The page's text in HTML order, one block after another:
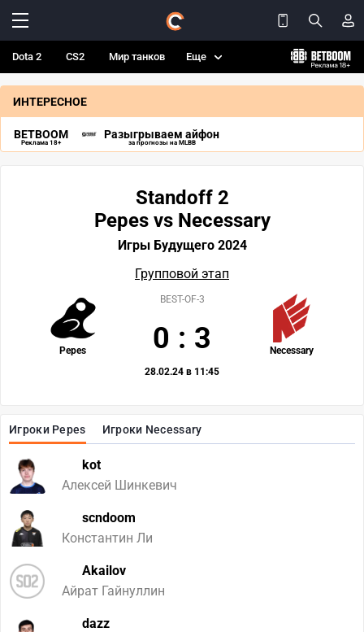
Dota 2 CS2 Мир танков Еще
ИНТЕРЕСНОЕ
BETBOOM
Реклама 18+
Разыгрываем айфон
за прогнозы на MLBB
Игроки Pepes Игроки Necessary
kot
Алексей Шинкевич
scndoom
Константин Ли
Akailov
Айрат Гайнуллин
dazz
Standoff 2
Pepes vs Necessary
Игры Будущего 2024
Групповой этап
Pepes Necessary
BEST-OF-3
0 : 3
28.02.24 в 11:45